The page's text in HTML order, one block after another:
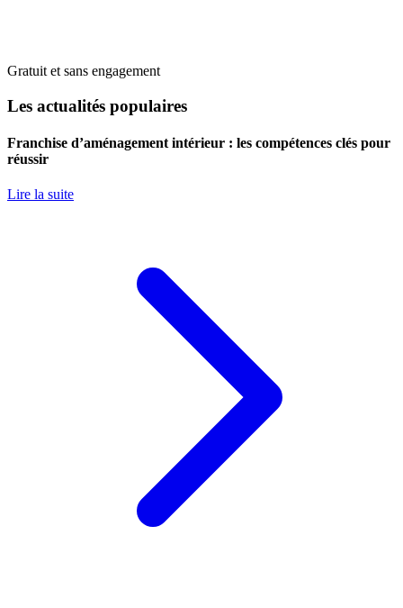
Gratuit et sans engagement
Les actualités populaires
Franchise d’aménagement intérieur : les compétences clés pour
réussir
Lire la suite